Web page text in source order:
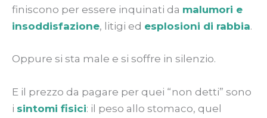
finiscono per essere inquinati da malumori e
insoddisfazione, litigi ed esplosioni di rabbia.
Oppure si sta male e si soffre in silenzio.
E il prezzo da pagare per quei “non detti” sono
i sintomi fisici: il peso allo stomaco, quel